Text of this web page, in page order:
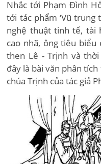
Nhắc tới Phạm Đình
tới tác phẩm ‘Vũ trung
nghệ thuật tinh tế, tài
cao nhã, ông tiêu biểu
then Lê - Trịnh và
đây là bài văn phân
chúa Trịnh của tác giả